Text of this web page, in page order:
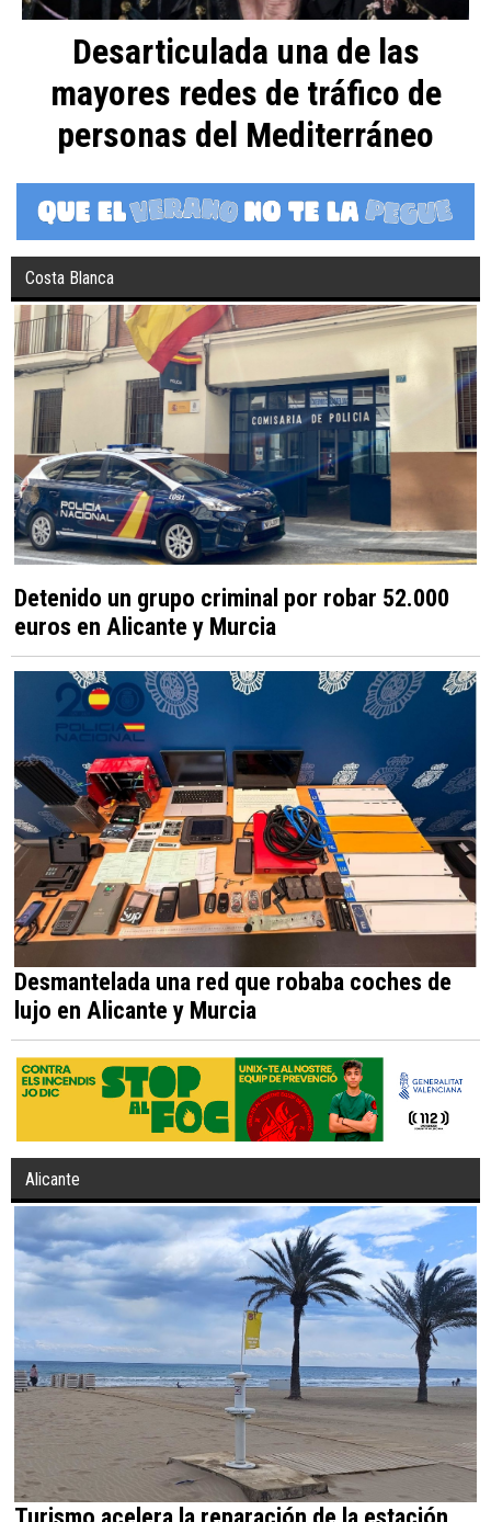
Desarticulada una de las
mayores redes de tráfico de
personas del Mediterráneo
Costa Blanca
Detenido un grupo criminal por robar 52.000
euros en Alicante y Murcia
Desmantelada una red que robaba coches de
lujo en Alicante y Murcia
Alicante
Turismo acelera la reparación de la estación